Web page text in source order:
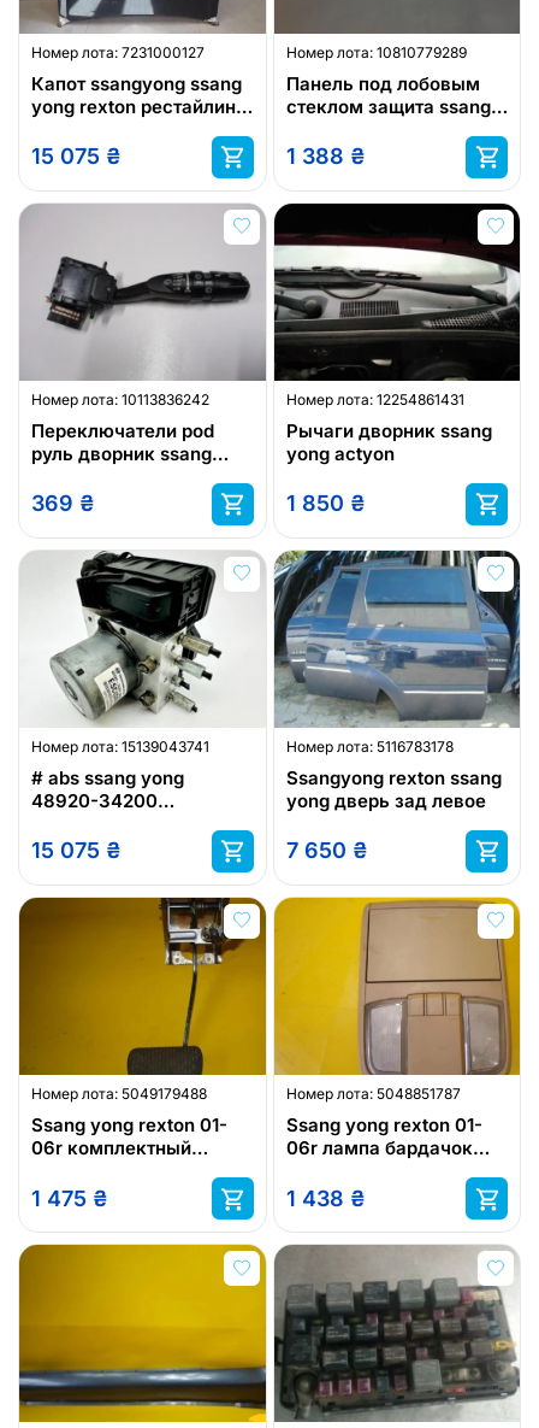
Номер лота: 7231000127
Капот ssangyong ssang
yong rexton рестайлинг
15 075 ₴
Номер лота: 10810779289
Панель под лобовым
стеклом защита ssang
1 388 ₴
Номер лота: 10113836242
Переключатели pod
руль дворник ssang
369 ₴
Номер лота: 12254861431
Рычаги дворник ssang
yong actyon
1 850 ₴
Номер лота: 15139043741
# abs ssang yong
48920-34200
15 075 ₴
Номер лота: 5116783178
Ssangyong rexton ssang
yong дверь зад левое
7 650 ₴
Номер лота: 5049179488
Ssang yong rexton 01-
06r комплектный
1 475 ₴
Номер лота: 5048851787
Ssang yong rexton 01-
06r лампа бардачок
1 438 ₴